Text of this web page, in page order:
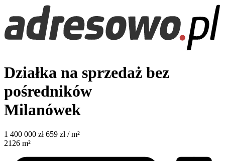
Działka na sprzedaż bez
pośredników
Milanówek
1 400 000 zł 659 zł / m²
2126 m²